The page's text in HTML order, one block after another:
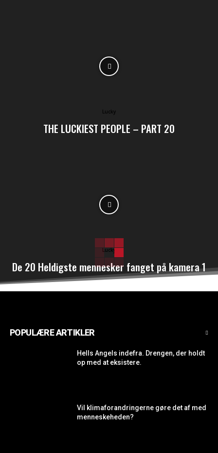
Lucky
THE LUCKIEST PEOPLE – PART 20
Lucky
De 20 Heldigste mennesker fanget på kamera 1
POPULÆRE ARTIKLER
Hells Angels indefra. Drengen, der holdt
op med at eksistere.
Vil klimaforandringerne gøre det af med
menneskeheden?